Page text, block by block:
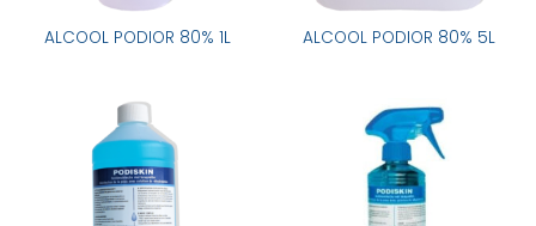
ALCOOL PODIOR 80% 1L ALCOOL PODIOR 80% 5L